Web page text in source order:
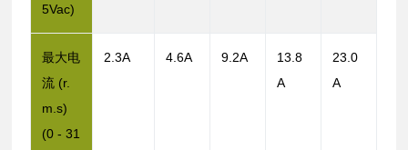
5Vac)
最大电
流 (r.
m.s)
(0 - 31
2.3A 4.6A 9.2A
13.8
A
23.0
A